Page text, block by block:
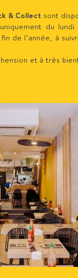
la commande
Retour
& Collect sont
du lundi
de l’année, à
et à très